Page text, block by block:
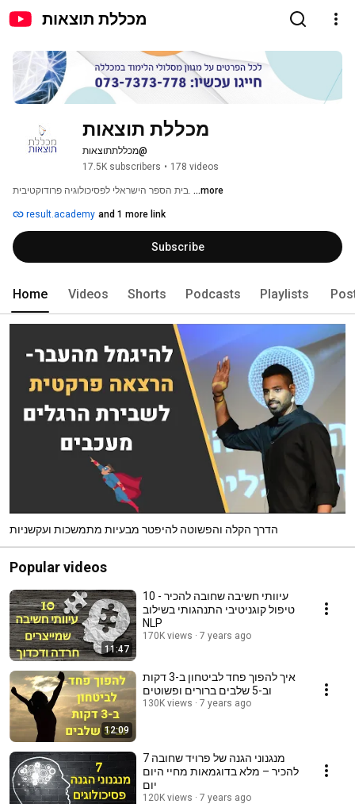
מכללת תוצאות
מכללת תוצאות
@מכללתתוצאות
17.5K subscribers • 178 videos
בית הספר הישראלי לפסיכולוגיה פרודוקטיבית. ...more
result.academy and 1 more link
Subscribe
Home Videos Shorts Podcasts Playlists
הדרך הקלה והפשוטה להיפטר מבעיות מתמשכות ועקשניות
Popular videos
11:47
10 עיוותי חשיבה שחובה להכיר -
טיפול קוגניטיבי התנהגותי בשילוב
NLP
170K views 7 years ago
12:09
איך להפוך פחד לביטחון ב-3 דקות
וב-5 שלבים ברורים ופשוטים
130K views 7 years ago
7 מנגנוני הגנה של פרויד שחובה
להכיר – מלא בדוגמאות מחיי היום
יום
120K views 7 years ago